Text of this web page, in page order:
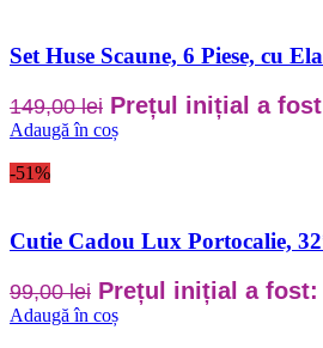
Set Huse Scaune, 6 Piese, cu
149,00lei Prețul inițial a
Adaugă în coș
-51%
Cutie Cadou Lux Portocalie,
99,00lei Prețul inițial a fost:
Adaugă în coș